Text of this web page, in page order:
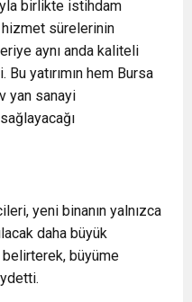
birlikte istihdam
sürelerinin
aynı anda kaliteli
yatırımın hem Bursa
yan sanayi
yeni binanın yalnızca
daha büyük
belirterek, büyüme